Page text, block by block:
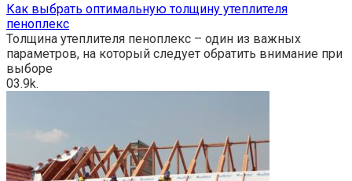
Как выбрать оптимальную толщину утеплителя
пеноплекс
Толщина утеплителя пеноплекс – один из важных
параметров, на который следует обратить внимание при
выборе
03.9k.